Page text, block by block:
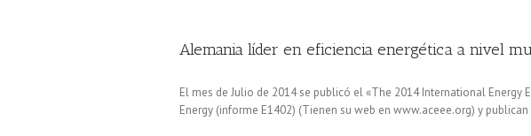
Alemania líder en eficiencia energética a nivel
El mes de Julio de 2014 se publicó el «The 2014 International Energy
Energy (informe E1402) (Tienen su web en www.aceee.org) y